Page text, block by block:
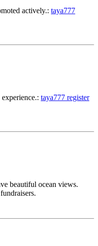
actively.: taya777
taya777 register
beautiful ocean views.